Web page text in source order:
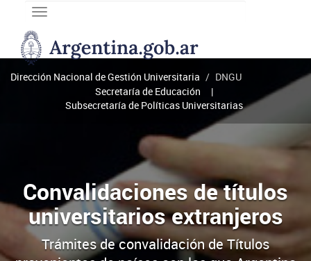
DNGU
Dirección
de
Universitaria
Dirección Nacional de Gestión Universitaria
DNGU
Secretaría de Educación
Subsecretaría de Políticas Universitarias
Convalidaciones de títulos
universitarios extranjeros
Trámites de convalidación de Títulos